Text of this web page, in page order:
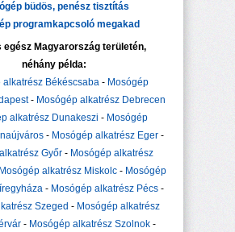
büdös, penész tisztítás
programkapcsoló megakad
egész Magyarország területén,
néhány példa:
alkatrész Békéscsaba - Mosógép
- Mosógép alkatrész Debrecen
alkatrész Dunakeszi - Mosógép
- Mosógép alkatrész Eger-
Győr- Mosógép alkatrész
Mosógép alkatrész Miskolc - Mosógép
- Mosógép alkatrész Pécs-
Szeged - Mosógép alkatrész
- Mosógép alkatrész Szolnok -